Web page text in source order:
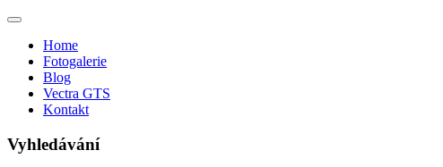
Toggle
navigationHome
Fotogalerie
Blog
Vectra GTS
Kontakt
Vyhledávání